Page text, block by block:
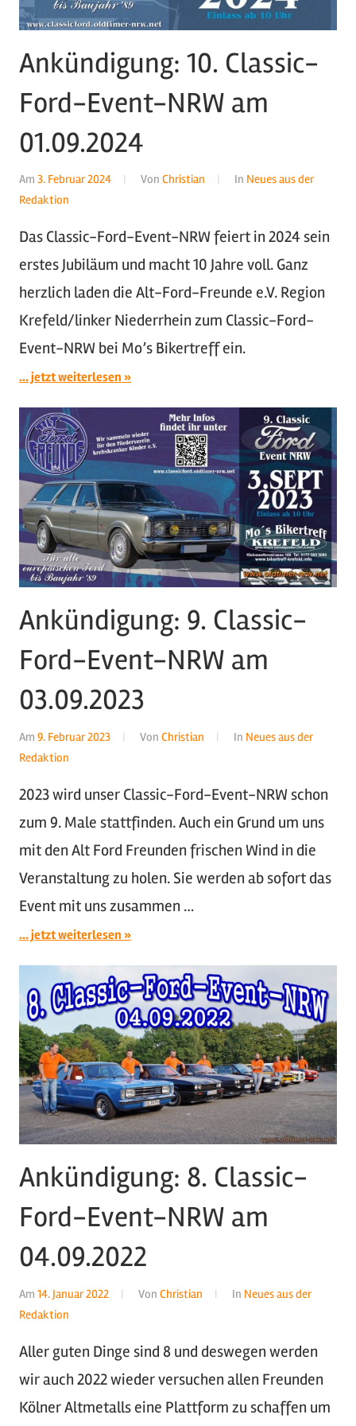
Ankündigung: 10. Classic-
Ford-Event-NRW am
01.09.2024
Am 3. Februar 2024 Von Christian In Neues aus der
Redaktion
Das Classic-Ford-Event-NRW feiert in 2024 sein
erstes Jubiläum und macht 10 Jahre voll. Ganz
herzlich laden die Alt-Ford-Freunde e.V. Region
Krefeld/linker Niederrhein zum Classic-Ford-
Event-NRW bei Mo’s Bikertreff ein.
... jetzt weiterlesen
Ankündigung: 9. Classic-
Ford-Event-NRW am
03.09.2023
Am 9. Februar 2023 Von Christian In Neues aus der
Redaktion
2023 wird unser Classic-Ford-Event-NRW schon
zum 9. Male stattfinden. Auch ein Grund um uns
mit den Alt Ford Freunden frischen Wind in die
Veranstaltung zu holen. Sie werden ab sofort das
Event mit uns zusammen …
... jetzt weiterlesen
Ankündigung: 8. Classic-
Ford-Event-NRW am
04.09.2022
Am 14. Januar 2022 Von Christian In Neues aus der
Redaktion
Aller guten Dinge sind 8 und deswegen werden
wir auch 2022 wieder versuchen allen Freunden
Kölner Altmetalls eine Plattform zu schaffen um